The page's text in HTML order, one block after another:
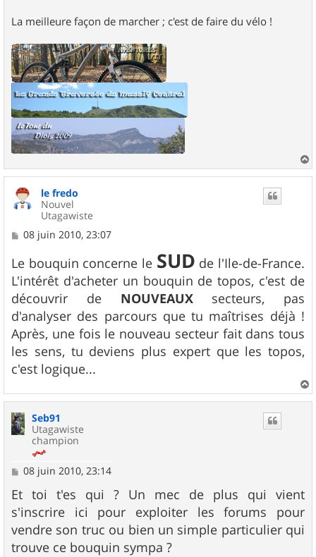
La meilleure façon de marcher ; c'est de faire du vélo !
a
le fredo
Nouvel
Utagawiste
M
s
a
g
e
08 juin 2010, 23:07
Le bouquin concerne le SUD de l'Ile-de-France.
L'intérêt d'acheter un bouquin de topos, c'est de
découvrir de NOUVEAUXsecteurs, pas
d'analyser des parcours que tu maîtrises déjà !
Après, une fois le nouveau secteur fait dans tous
les sens, tu deviens plus expert que les topos,
c'est logique...
a
Seb91
Utagawiste
champion
M
s
s
a
g
e
08 juin 2010, 23:14
Et toi t'es qui ? Un mec de plus qui vient
s'inscrire ici pour exploiter les forums pour
vendre son truc ou bien un simple particulier qui
trouve ce bouquin sympa ?